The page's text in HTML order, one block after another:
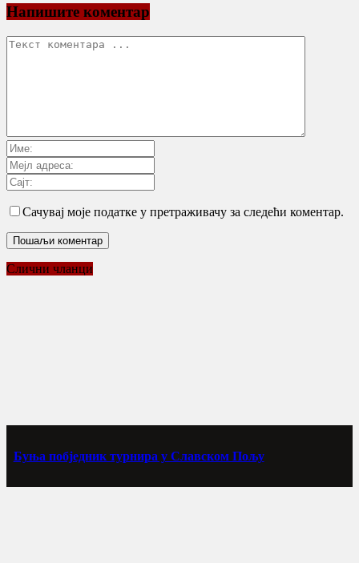
Напишите коментар
Сачувај моје податке у претраживачу за следећи коментар.
Слични чланци
Буња побједник турнира у Славском Пољу